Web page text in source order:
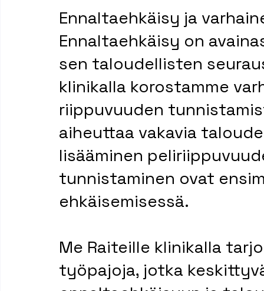
Ennaltaehkäisy ja
Ennaltaehkäisy on
sen taloudellisten
klinikalla korostamme
riippuvuuden
aiheuttaa vakavia
lisääminen
tunnistaminen ovat
ehkäisemisessä.
Me Raiteille klinikalla
työpajoja, jotka